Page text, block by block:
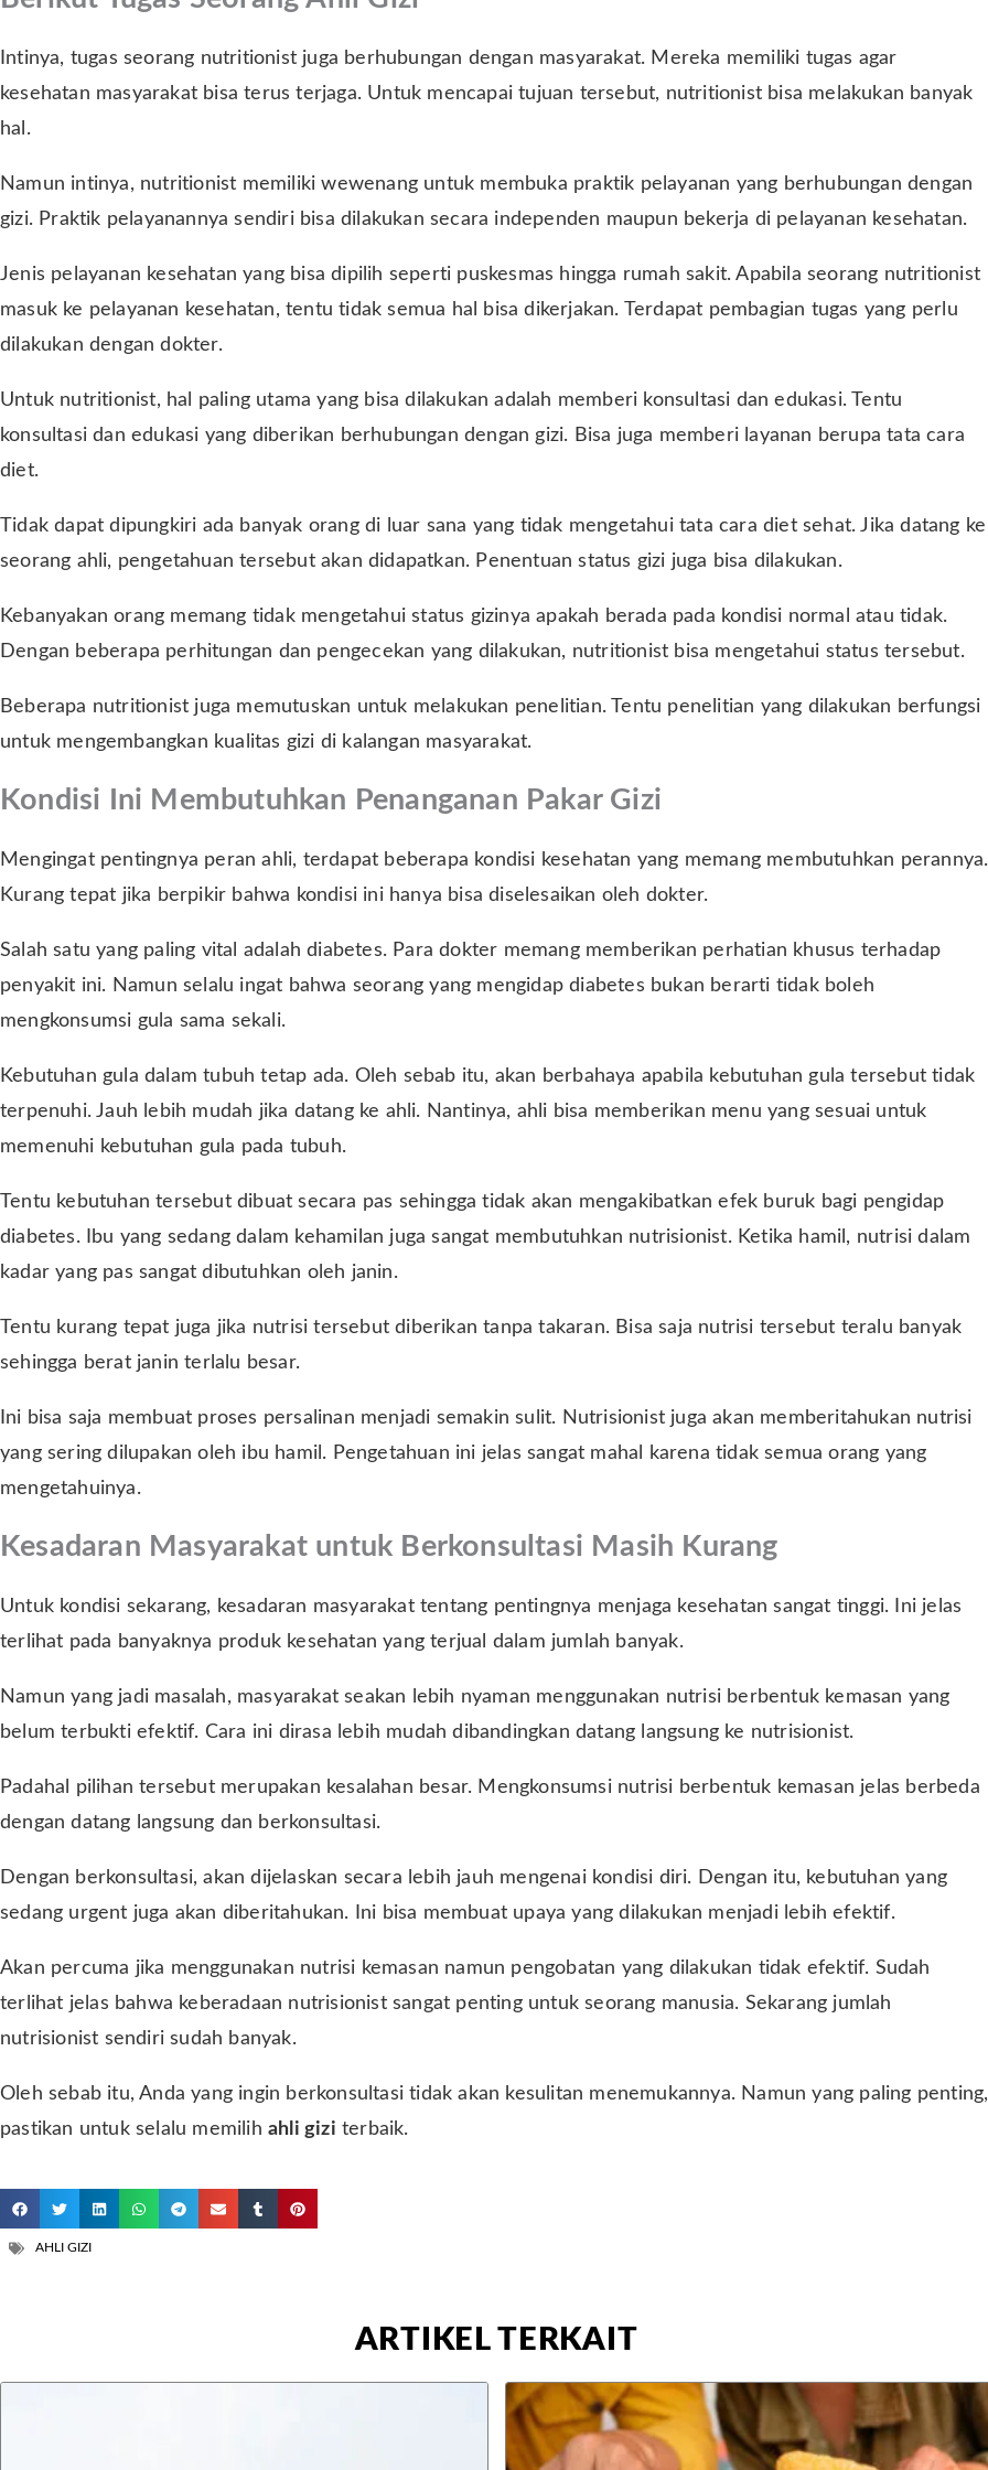
Intinya, tugas seorang nutritionist juga berhubungan dengan masyarakat. Mereka memiliki tugas agar
kesehatan masyarakat bisa terus terjaga. Untuk mencapai tujuan tersebut, nutritionist bisa melakukan banyak
hal.
Namun intinya, nutritionist memiliki wewenang untuk membuka praktik pelayanan yang berhubungan dengan
gizi. Praktik pelayanannya sendiri bisa dilakukan secara independen maupun bekerja di pelayanan kesehatan.
Jenis pelayanan kesehatan yang bisa dipilih seperti puskesmas hingga rumah sakit. Apabila seorang nutritionist
masuk ke pelayanan kesehatan, tentu tidak semua hal bisa dikerjakan. Terdapat pembagian tugas yang perlu
dilakukan dengan dokter.
Untuk nutritionist, hal paling utama yang bisa dilakukan adalah memberi konsultasi dan edukasi. Tentu
konsultasi dan edukasi yang diberikan berhubungan dengan gizi. Bisa juga memberi layanan berupa tata cara
diet.
Tidak dapat dipungkiri ada banyak orang di luar sana yang tidak mengetahui tata cara diet sehat. Jika datang ke
seorang ahli, pengetahuan tersebut akan didapatkan. Penentuan status gizi juga bisa dilakukan.
Kebanyakan orang memang tidak mengetahui status gizinya apakah berada pada kondisi normal atau tidak.
Dengan beberapa perhitungan dan pengecekan yang dilakukan, nutritionist bisa mengetahui status tersebut.
Beberapa nutritionist juga memutuskan untuk melakukan penelitian. Tentu penelitian yang dilakukan berfungsi
untuk mengembangkan kualitas gizi di kalangan masyarakat.
Kondisi Ini Membutuhkan Penanganan Pakar Gizi
Mengingat pentingnya peran ahli, terdapat beberapa kondisi kesehatan yang memang membutuhkan perannya.
Kurang tepat jika berpikir bahwa kondisi ini hanya bisa diselesaikan oleh dokter.
Salah satu yang paling vital adalah diabetes. Para dokter memang memberikan perhatian khusus terhadap
penyakit ini. Namun selalu ingat bahwa seorang yang mengidap diabetes bukan berarti tidak boleh
mengkonsumsi gula sama sekali.
Kebutuhan gula dalam tubuh tetap ada. Oleh sebab itu, akan berbahaya apabila kebutuhan gula tersebut tidak
terpenuhi. Jauh lebih mudah jika datang ke ahli. Nantinya, ahli bisa memberikan menu yang sesuai untuk
memenuhi kebutuhan gula pada tubuh.
Tentu kebutuhan tersebut dibuat secara pas sehingga tidak akan mengakibatkan efek buruk bagi pengidap
diabetes. Ibu yang sedang dalam kehamilan juga sangat membutuhkan nutrisionist. Ketika hamil, nutrisi dalam
kadar yang pas sangat dibutuhkan oleh janin.
Tentu kurang tepat juga jika nutrisi tersebut diberikan tanpa takaran. Bisa saja nutrisi tersebut teralu banyak
sehingga berat janin terlalu besar.
Ini bisa saja membuat proses persalinan menjadi semakin sulit. Nutrisionist juga akan memberitahukan nutrisi
yang sering dilupakan oleh ibu hamil. Pengetahuan ini jelas sangat mahal karena tidak semua orang yang
mengetahuinya.
Kesadaran Masyarakat untuk Berkonsultasi Masih Kurang
Untuk kondisi sekarang, kesadaran masyarakat tentang pentingnya menjaga kesehatan sangat tinggi. Ini jelas
terlihat pada banyaknya produk kesehatan yang terjual dalam jumlah banyak.
Namun yang jadi masalah, masyarakat seakan lebih nyaman menggunakan nutrisi berbentuk kemasan yang
belum terbukti efektif. Cara ini dirasa lebih mudah dibandingkan datang langsung ke nutrisionist.
Padahal pilihan tersebut merupakan kesalahan besar. Mengkonsumsi nutrisi berbentuk kemasan jelas berbeda
dengan datang langsung dan berkonsultasi.
Dengan berkonsultasi, akan dijelaskan secara lebih jauh mengenai kondisi diri. Dengan itu, kebutuhan yang
sedang urgent juga akan diberitahukan. Ini bisa membuat upaya yang dilakukan menjadi lebih efektif.
Akan percuma jika menggunakan nutrisi kemasan namun pengobatan yang dilakukan tidak efektif. Sudah
terlihat jelas bahwa keberadaan nutrisionist sangat penting untuk seorang manusia. Sekarang jumlah
nutrisionist sendiri sudah banyak.
Oleh sebab itu, Anda yang ingin berkonsultasi tidak akan kesulitan menemukannya. Namun yang paling penting,
pastikan untuk selalu memilih ahli gizi terbaik.
AHLI GIZI
ARTIKEL TERKAIT